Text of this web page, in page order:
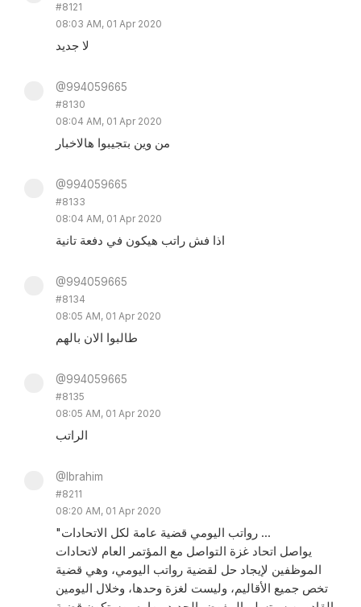
#8121
08:03 AM, 01 Apr 2020
لا جديد
@994059665
#8130
08:04 AM, 01 Apr 2020
من وين بتجيبوا هالاخبار
@994059665
#8133
08:04 AM, 01 Apr 2020
اذا فش راتب هيكون في دفعة تانية
@994059665
#8134
08:05 AM, 01 Apr 2020
طالبوا الان بالهم
@994059665
#8135
08:05 AM, 01 Apr 2020
الراتب
@Ibrahim
#8211
08:20 AM, 01 Apr 2020
"رواتب اليومي قضية عامة لكل الاتحادات ...
يواصل اتحاد غزة التواصل مع المؤتمر العام لاتحادات
الموظفين لإيجاد حل لقضية رواتب اليومي، وهي قضية
تخص جميع الأقاليم، وليست لغزة وحدها، وخلال اليومين